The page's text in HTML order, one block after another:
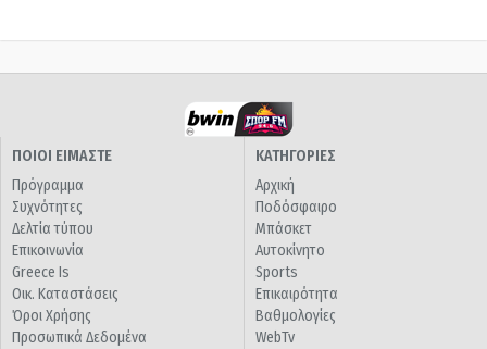
ΠΟΙΟΙ ΕΙΜΑΣΤΕ
Πρόγραμμα
Συχνότητες
Δελτία τύπου
Επικοινωνία
Greece Is
Οικ. Καταστάσεις
Όροι Χρήσης
Προσωπικά Δεδομένα
ΚΑΤΗΓΟΡΙΕΣ
Αρχική
Ποδόσφαιρο
Μπάσκετ
Αυτοκίνητο
Sports
Επικαιρότητα
Βαθμολογίες
WebTv